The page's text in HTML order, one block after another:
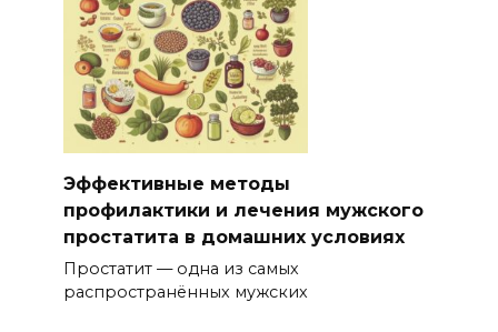
Эффективные методы
профилактики и лечения мужского
простатита в домашних условиях
Простатит — одна из самых
распространённых мужских